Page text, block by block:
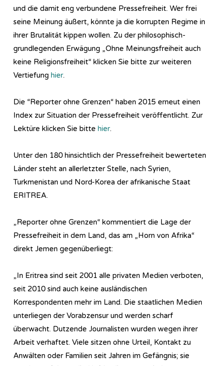
und die damit eng verbundene Pressefreiheit. Wer frei
seine Meinung äußert, könnte ja die korrupten Regime in
ihrer Brutalität kippen wollen. Zu der philosophisch-
grundlegenden Erwägung „Ohne Meinungsfreiheit auch
keine Religionsfreiheit“ klicken Sie bitte zur weiteren
Vertiefung hier.
Die “Reporter ohne Grenzen“ haben 2015 erneut einen
Index zur Situation der Pressefreiheit veröffentlicht. Zur
Lektüre klicken Sie bitte hier.
Unter den 180 hinsichtlich der Pressefreiheit bewerteten
Länder steht an allerletzter Stelle, nach Syrien,
Turkmenistan und Nord-Korea der afrikanische Staat
ERITREA.
„Reporter ohne Grenzen“ kommentiert die Lage der
Pressefreiheit in dem Land, das am „Horn von Afrika“
direkt Jemen gegenüberliegt:
„In Eritrea sind seit 2001 alle privaten Medien verboten,
seit 2010 sind auch keine ausländischen
Korrespondenten mehr im Land. Die staatlichen Medien
unterliegen der Vorabzensur und werden scharf
überwacht. Dutzende Journalisten wurden wegen ihrer
Arbeit verhaftet. Viele sitzen ohne Urteil, Kontakt zu
Anwälten oder Familien seit Jahren im Gefängnis; sie